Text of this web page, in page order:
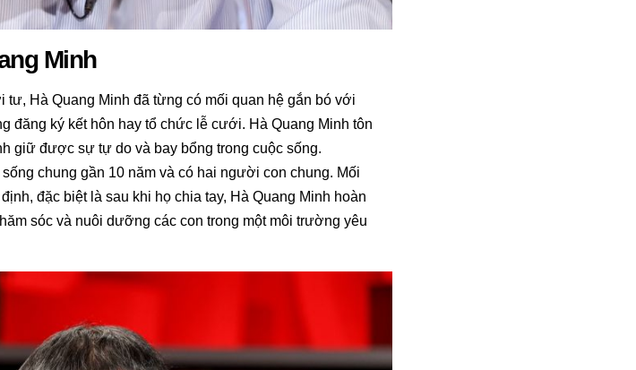
Minh
Hà Quang Minh đã từng có mối quan hệ gắn bó với
đăng ký kết hôn hay tổ chức lễ cưới. Hà Quang Minh tôn
giữ được sự tự do và bay bổng trong cuộc sống.
chung gần 10 năm và có hai người con chung. Mối
đặc biệt là sau khi họ chia tay, Hà Quang Minh hoàn
sóc và nuôi dưỡng các con trong một môi trường yêu